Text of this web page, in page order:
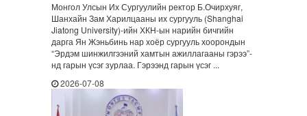
Монгол Улсын Их Сургуулийн ректор Б.Очирхуяг,
Шанхайн Зам Харилцааны их сургууль (Shanghai
Jiatong University)-ийн ХКН-ын нарийн бичгийн
дарга Ян Жэньбинь нар хоёр сургууль хоорондын
“Эрдэм шинжилгээний хамтын ажиллагааны гэрээ”-
нд гарын үсэг зурлаа. Гэрээнд гарын үсэг ...
2026-07-08